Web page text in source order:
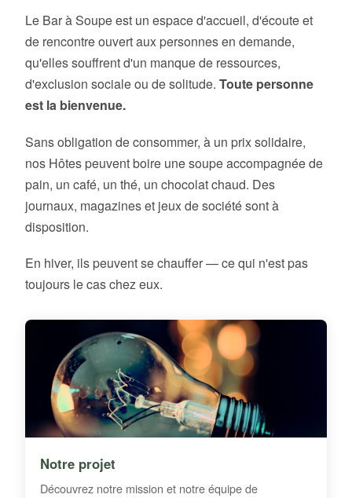
Le Bar à Soupe est un espace d'accueil, d'écoute et
de rencontre ouvert aux personnes en demande,
qu'elles souffrent d'un manque de ressources,
d'exclusion sociale ou de solitude. Toute personne
est la bienvenue.
Sans obligation de consommer, à un prix solidaire,
nos Hôtes peuvent boire une soupe accompagnée de
pain, un café, un thé, un chocolat chaud. Des
journaux, magazines et jeux de société sont à
disposition.
En hiver, ils peuvent se chauffer — ce qui n'est pas
toujours le cas chez eux.
Notre projet
Découvrez notre mission et notre équipe de